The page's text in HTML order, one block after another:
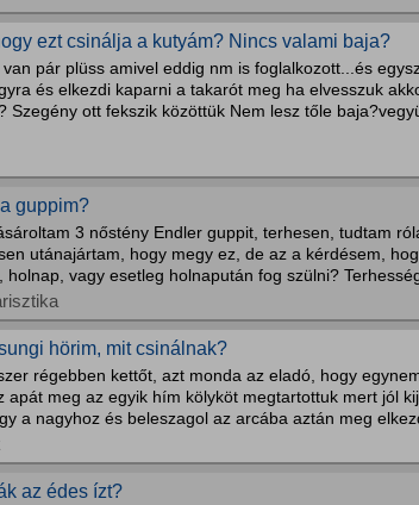
ezt csinálja a kutyám? Nincs valami baja?
pár plüss amivel eddig nm is foglalkozott...és
és elkezdi kaparni a takarót meg ha elvesszuk
Szegény ott fekszik közöttük Nem lesz tőle
guppim?
3 nőstény Endler guppit, terhesen, tudtam
utánajártam, hogy megy ez, de az a kérdésem,
holnap, vagy esetleg holnapután fog szülni?
hörim, mit csinálnak?
régebben kettőt, azt monda az eladó, hogy
apát meg az egyik hím kölyköt megtartottuk mert jól
a nagyhoz és beleszagol az arcába aztán meg
az édes ízt?